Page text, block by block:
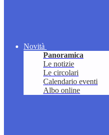
Novità
Panoramica
Le notizie
Le circolari
Calendario eventi
Albo online